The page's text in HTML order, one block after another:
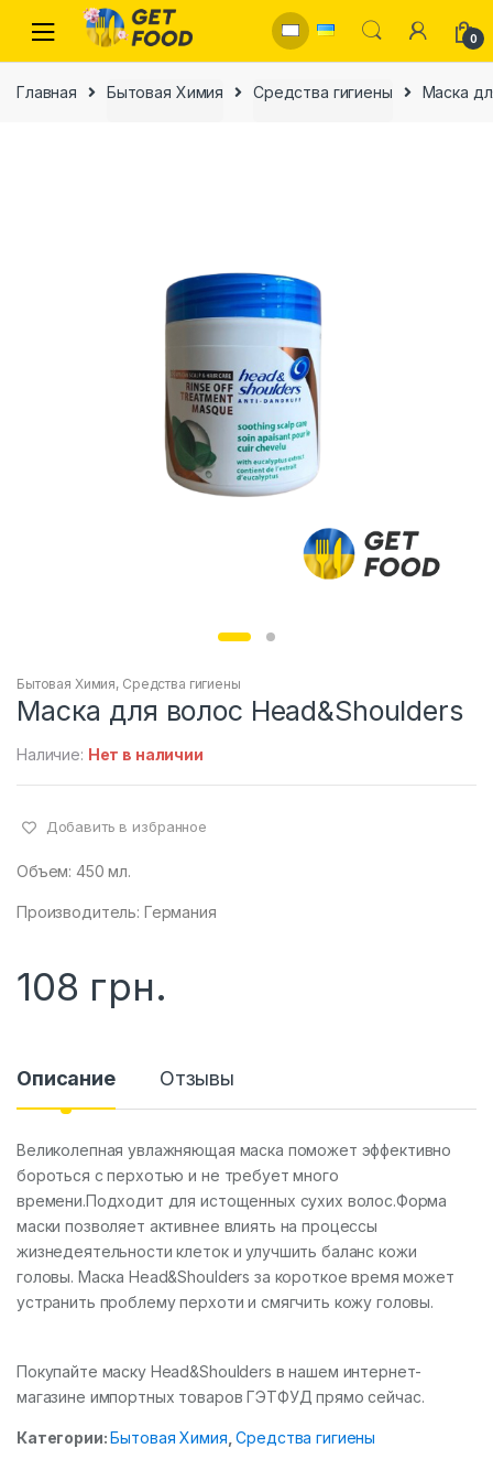
Skip to navigation
Skip to content
0
Главная Бытовая Химия Средства гигиены Маска
Бытовая Химия, Средства гигиены
Маска для волос Head&Shoulders
Наличие: Нет в наличии
Добавить в избранное
Объем: 450 мл.
Производитель: Германия
108 грн.
Описание Отзывы
Великолепная увлажняющая маска поможет эффективно
бороться с перхотью и не требует много
времени.Подходит для истощенных сухих волос.Форма
маски позволяет активнее влиять на процессы
жизнедеятельности клеток и улучшить баланс кожи
головы. Маска Head&Shoulders за короткое время может
устранить проблему перхоти и смягчить кожу головы.
Покупайте маску Head&Shoulders в нашем интернет-
магазине импортных товаров ГЭТФУД прямо сейчас.
Категории:Бытовая Химия ,Средства гигиены